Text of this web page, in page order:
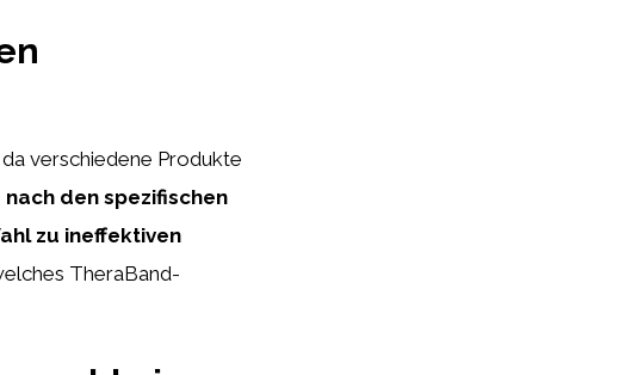
verschiedene Produkte
nach den spezifischen
zu ineffektiven
TheraBand-